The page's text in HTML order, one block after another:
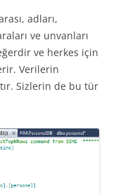
adları,
ve unvanları
ve herkes için
Verilerin
Sizlerin de bu tür